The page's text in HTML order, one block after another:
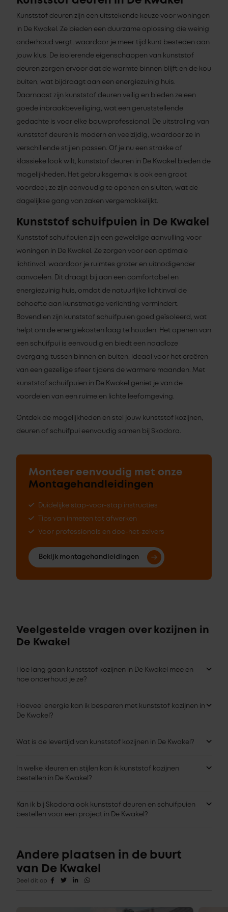
Kunststof deuren zijn een uitstekende keuze voor woningen
in De Kwakel. Ze bieden een duurzame oplossing die weinig
onderhoud vergt, waardoor je meer tijd kunt besteden aan
jouw klus. De isolerende eigenschappen van kunststof
deuren zorgen ervoor dat de warmte binnen blijft en de kou
buiten, wat bijdraagt aan een energiezuinig huis.
Daarnaast zijn kunststof deuren veilig en bieden ze een
goede inbraakbeveiliging, wat een geruststellende
gedachte is voor elke bouwprofessional. De uitstraling van
kunststof deuren is modern en veelzijdig, waardoor ze in
verschillende stijlen passen. Of je nu een strakke of
klassieke look wilt, kunststof deuren in De Kwakel bieden de
mogelijkheden. Het gebruiksgemak is ook een groot
voordeel; ze zijn eenvoudig te openen en sluiten, wat de
dagelijkse gang van zaken vergemakkelijkt.
Kunststof schuifpuien in De Kwakel
Kunststof schuifpuien zijn een geweldige aanvulling voor
woningen in De Kwakel. Ze zorgen voor een optimale
lichtinval, waardoor je ruimtes groter en uitnodigender
aanvoelen. Dit draagt bij aan een comfortabel en
energiezuinig huis, omdat de natuurlijke lichtinval de
behoefte aan kunstmatige verlichting vermindert.
Bovendien zijn kunststof schuifpuien goed geïsoleerd, wat
helpt om de energiekosten laag te houden. Het openen van
een schuifpui is eenvoudig en biedt een naadloze
overgang tussen binnen en buiten, ideaal voor het creëren
van een gezellige sfeer tijdens de warmere maanden. Met
kunststof schuifpuien in De Kwakel geniet je van de
voordelen van een ruime en lichte leefomgeving.
Ontdek de mogelijkheden en stel jouw kunststof kozijnen,
deuren of schuifpui eenvoudig samen bij Skodora.
Monteer eenvoudig met onze
Montagehandleidingen
Duidelijke stap-voor-stap instructies
Tips van inmeten tot afwerken
Voor professionals en doe-het-zelvers
Bekijk montagehandleidingen
Veelgestelde vragen over kozijnen in
De Kwakel
Hoe lang gaan kunststof kozijnen in De Kwakel mee en
hoe onderhoud je ze?
Hoeveel energie kan ik besparen met kunststof kozijnen in
De Kwakel?
Wat is de levertijd van kunststof kozijnen in De Kwakel?
In welke kleuren en stijlen kan ik kunststof kozijnen
bestellen in De Kwakel?
Kan ik bij Skodora ook kunststof deuren en schuifpuien
bestellen voor een project in De Kwakel?
Andere plaatsen in de buurt
van De Kwakel
Deel dit op